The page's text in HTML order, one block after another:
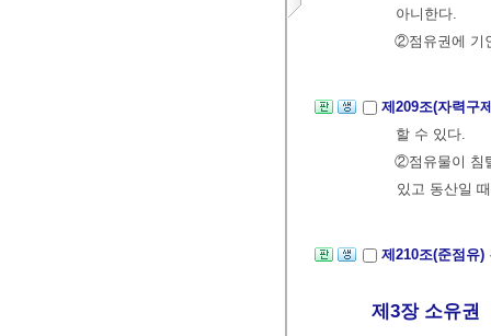
아니한다.
②점유권에 기
제209조(자력구
할 수 있다.
②점유물이 침
있고 동산일
제210조(준점유)
제3장 소유권